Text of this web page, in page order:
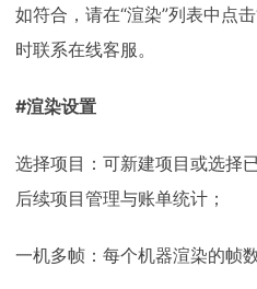
如符合，请在“渲染”列表中点
时联系在线客服。
#渲染设置
选择项目：可新建项目或选择
后续项目管理与账单统计；
一机多帧：每个机器渲染的帧数